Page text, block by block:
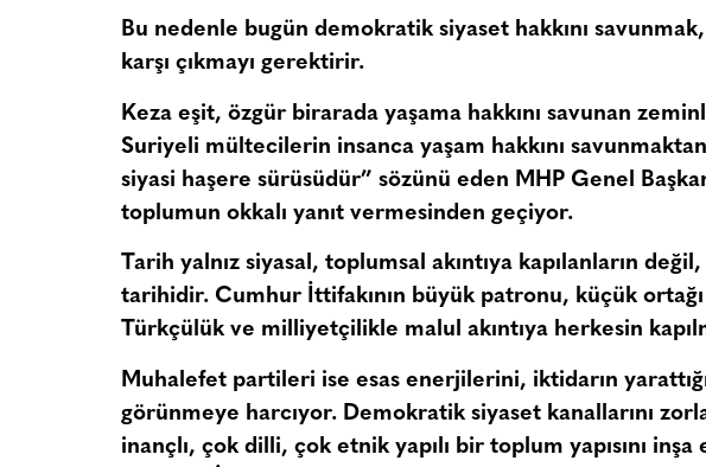
Bu nedenle bugün demokratik siyaset hakkını
karşı çıkmayı gerektirir.
Keza eşit, özgür birarada yaşama hakkını savunan
Suriyeli mültecilerin insanca yaşam hakkını
siyasi haşere sürüsüdür” sözünü eden MHP Genel Başkan
toplumun okkalı yanıt vermesinden geçiyor.
Tarih yalnız siyasal, toplumsal akıntıya kapılanların
tarihidir. Cumhur İttifakının büyük patronu, küçük ortağı
Türkçülük ve milliyetçilikle malul akıntıya herkesin
Muhalefet partileri ise esas enerjilerini, iktidarın
görünmeye harcıyor. Demokratik siyaset kanallarını
inançlı, çok dilli, çok etnik yapılı bir toplum yapısını